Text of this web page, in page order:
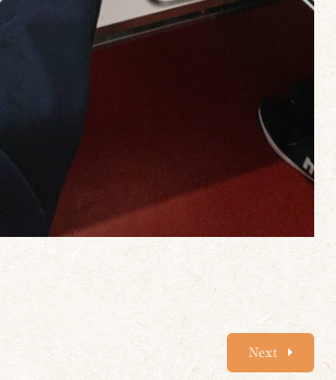
Next